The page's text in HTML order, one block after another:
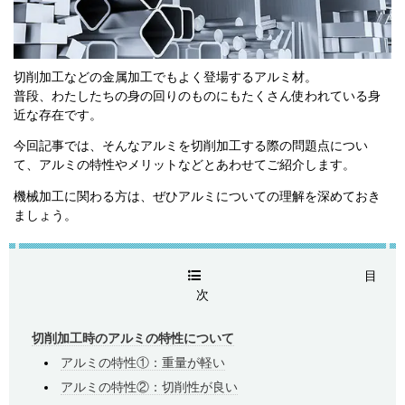
切削加工などの金属加工でもよく登場するアルミ材。
普段、わたしたちの身の回りのものにもたくさん使われている身
近な存在です。
今回記事では、そんなアルミを切削加工する際の問題点につい
て、アルミの特性やメリットなどとあわせてご紹介します。
機械加工に関わる方は、ぜひアルミについての理解を深めておき
ましょう。
目
次
切削加工時のアルミの特性について
​アルミの特性①：重量が軽い
アルミの特性②：切削性が良い